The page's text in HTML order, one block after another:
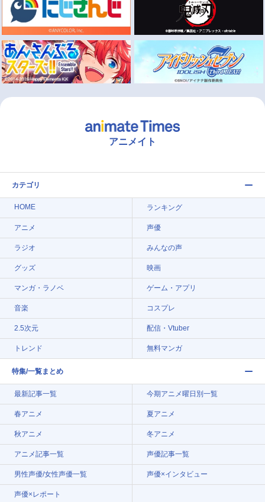
アニメイト
カテゴリ
HOME ランキング
アニメ 声優
ラジオ みんなの声
グッズ 映画
マンガ・ラノベ ゲーム・アプリ
音楽 コスプレ
2.5次元 配信・Vtuber
トレンド 無料マンガ
特集/一覧まとめ
最新記事一覧 今期アニメ曜日別一覧
春アニメ 夏アニメ
秋アニメ 冬アニメ
アニメ記事一覧 声優記事一覧
男性声優/女性声優一覧 声優×インタビュー
声優×レポート